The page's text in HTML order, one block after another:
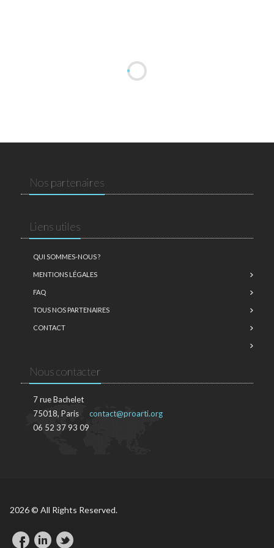
Nos partenaires
Liens utiles
QUI SOMMES-NOUS ?
MENTIONS LÉGALES
FAQ
TOUS NOS PARTENAIRES
CONTACT
Nous contacter
7 rue Bachelet
75018, Paris
06 52 37 93 09
contact@proarti.org
2026 © All Rights Reserved.